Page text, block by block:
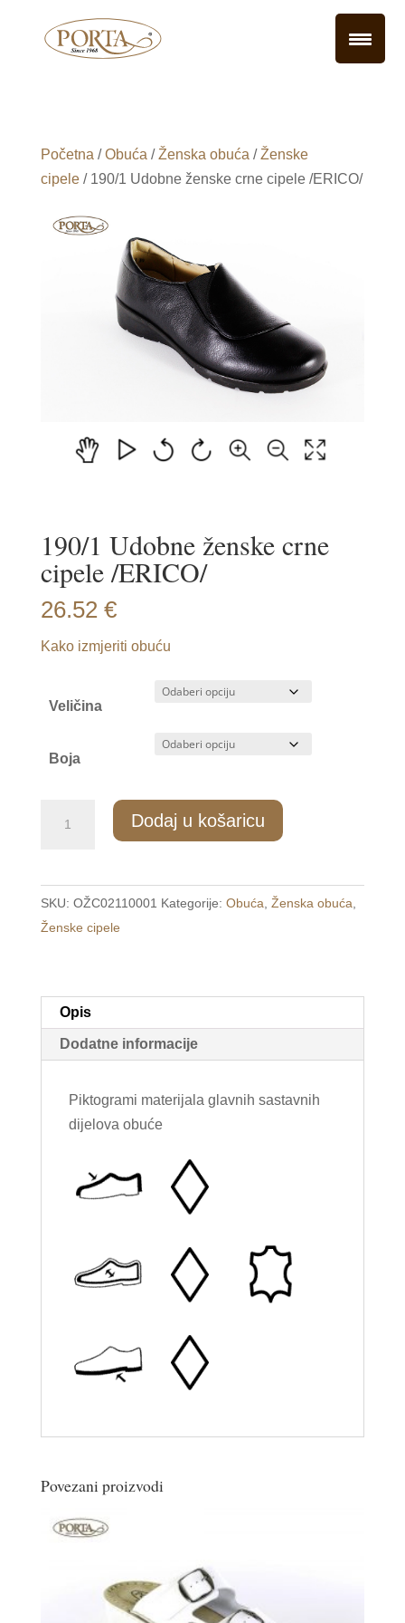
Početna /Obuća /Ženska obuća /Ženske
cipele/ 190/1 Udobne ženske crne cipele /ERICO/
190/1 Udobne ženske crne
cipele /ERICO/
26.52 €
Kako izmjeriti obuću
Veličina
Boja
crne
cipele
/ERICO/
Dodaj u košaricu
SKU: OŽC02110001 Kategorije: Obuća Ženska obuća
Ženske cipele
Opis
Dodatne informacije
Piktogrami materijala glavnih sastavnih
dijelova obuće
Povezani proizvodi